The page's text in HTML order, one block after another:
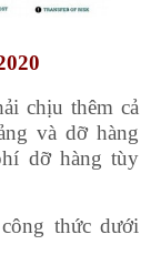
chịu thêm cả
và dỡ hàng
dỡ hàng tùy
thức dưới